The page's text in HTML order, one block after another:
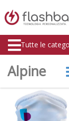
Tutte le
Alpine